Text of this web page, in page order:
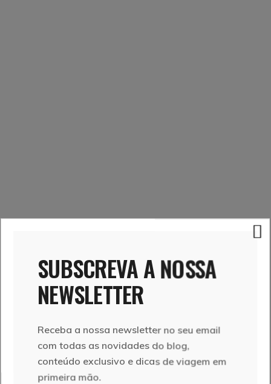
6. QUAL É A MELHOR FORMA DE NOS
DESLOCARMOS NA ILHA?
O aluguer de carro é a melhor opção para circular e
conhecer São Miguel. Há vários
reserva on-line com antecedência. Além
disso existem circuitos turísticos, com diferentes
rotas, e ossightseeing tours.
SUBSCREVA A NOSSA
NEWSLETTER
Receba a nossa newsletter no seu email
com todas as novidades do blog,
conteúdo exclusivo e dicas de viagem em
primeira mão.